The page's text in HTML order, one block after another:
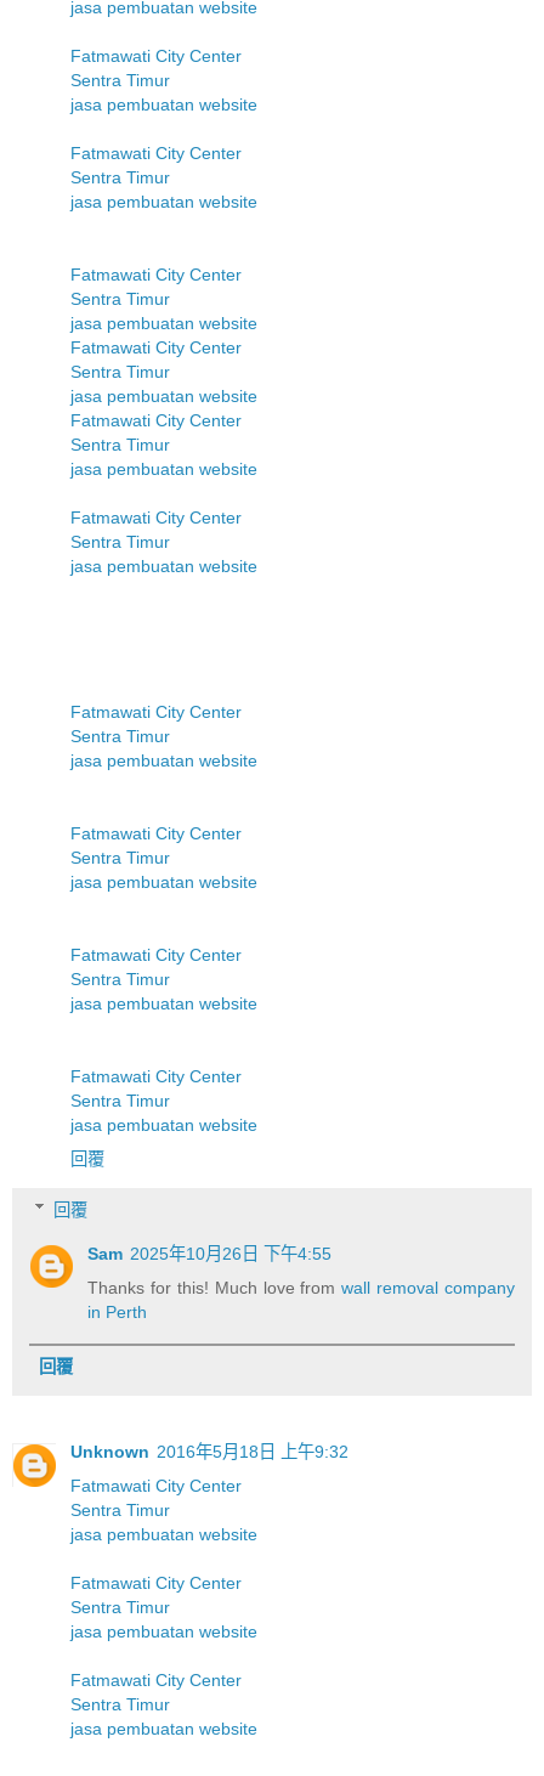
jasa pembuatan website
Fatmawati City Center
Sentra Timur
jasa pembuatan website
Fatmawati City Center
Sentra Timur
jasa pembuatan website
Fatmawati City Center
Sentra Timur
jasa pembuatan website
Fatmawati City Center
Sentra Timur
jasa pembuatan website
Fatmawati City Center
Sentra Timur
jasa pembuatan website
Fatmawati City Center
Sentra Timur
jasa pembuatan website
Fatmawati City Center
Sentra Timur
jasa pembuatan website
Fatmawati City Center
Sentra Timur
jasa pembuatan website
Fatmawati City Center
Sentra Timur
jasa pembuatan website
Fatmawati City Center
Sentra Timur
jasa pembuatan website
回覆
回覆
Sam 2025年10月26日 下午4:55
Thanks for this! Much love fromwall removal company
in Perth
回覆
Unknown 2016年5月18日 上午9:32
Fatmawati City Center
Sentra Timur
jasa pembuatan website
Fatmawati City Center
Sentra Timur
jasa pembuatan website
Fatmawati City Center
Sentra Timur
jasa pembuatan website